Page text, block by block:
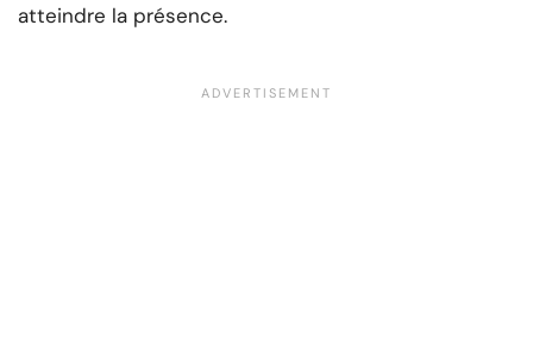
atteindre la présence.